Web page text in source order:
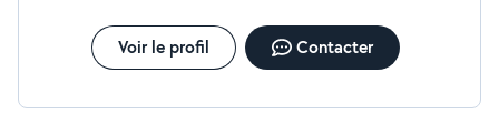
Voir le profil Contacter